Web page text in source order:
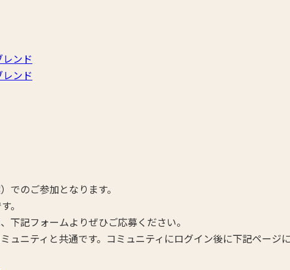
ンド
ンド
でのご参加となります。
。
下記フォームよりぜひご応募ください。
ュニティと共通です。コミュニティにログイン後に下記ページ